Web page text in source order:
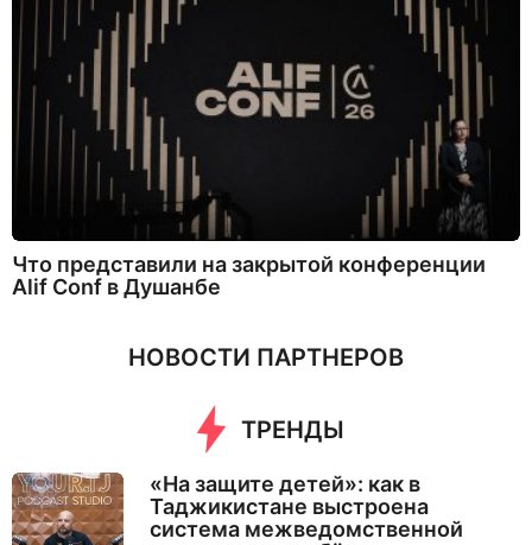
Что представили на закрытой конференции
Alif Conf в Душанбе
НОВОСТИ ПАРТНЕРОВ
ТРЕНДЫ
«На защите детей»: как в
Таджикистане выстроена
система межведомственной